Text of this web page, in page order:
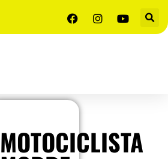
MOTOCICLISTA